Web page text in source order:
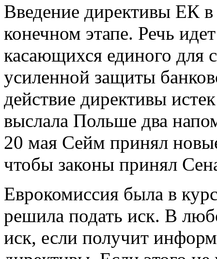
Введение директивы ЕК
конечном этапе. Речь
касающихся единого для
усиленной защиты
действие директивы
выслала Польше два
20 мая Сейм принял
чтобы законы принял
Еврокомиссия была в
решила подать иск. В
иск, если получит